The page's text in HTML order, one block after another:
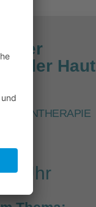
der
der Haut
Uhr